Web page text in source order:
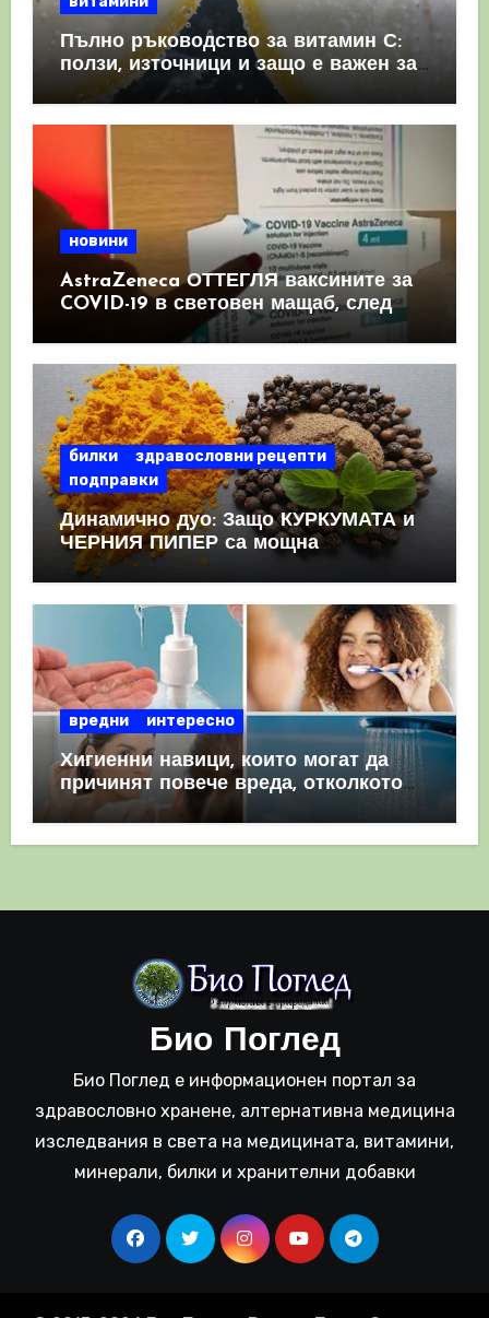
Пълно ръководство за витамин С:
ползи, източници и защо е важен за
имунната система
новини
AstraZeneca ОТТЕГЛЯ ваксините за
COVID-19 в световен мащаб, след
като призна, че те причиняват
билки
здравословни рецепти
подправки
Динамично дуо: Защо КУРКУМАТА и
ЧЕРНИЯ ПИПЕР са мощна
комбинация
вредни интересно
Хигиенни навици, които могат да
причинят повече вреда, отколкото
полза
Био Поглед
Био Поглед е информационен портал за
здравословно хранене, алтернативна медицина
изследвания в света на медицината, витамини,
минерали, билки и хранителни добавки